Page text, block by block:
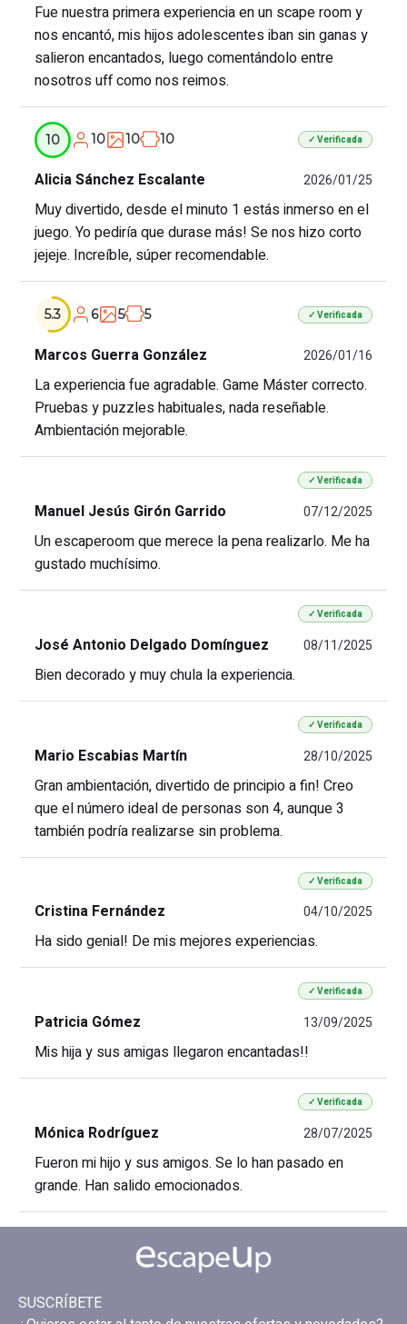
Fue nuestra primera experiencia en un scape room y
nos encantó, mis hijos adolescentes iban sin ganas y
salieron encantados, luego comentándolo entre
nosotros uff como nos reimos.
10 10 10 10 ✓ Verificada
Alicia Sánchez Escalante 2026/01/25
Muy divertido, desde el minuto 1 estás inmerso en el
juego. Yo pediría que durase más! Se nos hizo corto
jejeje. Increíble, súper recomendable.
5.3 6 5 5 ✓ Verificada
Marcos Guerra González 2026/01/16
La experiencia fue agradable. Game Máster correcto.
Pruebas y puzzles habituales, nada reseñable.
Ambientación mejorable.
✓ Verificada
Manuel Jesús Girón Garrido 07/12/2025
Un escaperoom que merece la pena realizarlo. Me ha
gustado muchísimo.
✓ Verificada
José Antonio Delgado Domínguez 08/11/2025
Bien decorado y muy chula la experiencia.
✓ Verificada
Mario Escabias Martín 28/10/2025
Gran ambientación, divertido de principio a fin! Creo
que el número ideal de personas son 4, aunque 3
también podría realizarse sin problema.
✓ Verificada
Cristina Fernández 04/10/2025
Ha sido genial! De mis mejores experiencias.
✓ Verificada
Patricia Gómez 13/09/2025
Mis hija y sus amigas llegaron encantadas!!
✓ Verificada
Mónica Rodríguez 28/07/2025
Fueron mi hijo y sus amigos. Se lo han pasado en
grande. Han salido emocionados.
SUSCRÍBETE